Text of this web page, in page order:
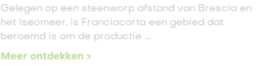
Gelegen op een steenworp afstand van Brescia en
het Iseomeer, is Franciacorta een gebied dat
beroemd is om de productie ...
Meer ontdekken >